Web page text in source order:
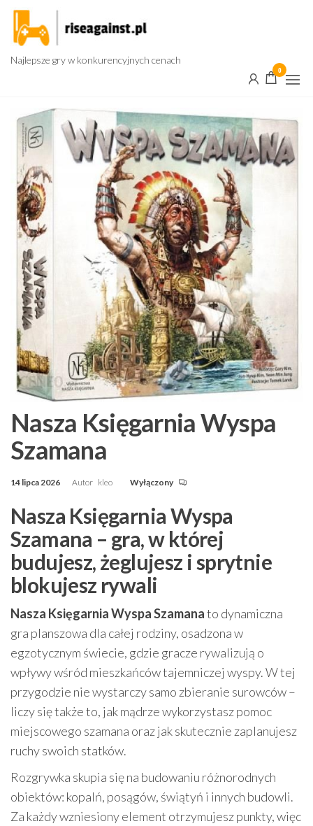
Przejdź
treści
Najlepsze gry w konkurencyjnych cenach
0
Nasza Księgarnia Wyspa
Szamana
14 lipca 2026 Autor kleo Wyłączony
Nasza Księgarnia Wyspa
Szamana – gra, w której
budujesz, żeglujesz i sprytnie
blokujesz rywali
Nasza Księgarnia Wyspa Szamanato dynamiczna
gra planszowa dla całej rodziny, osadzona w
egzotycznym świecie, gdzie gracze rywalizują o
wpływy wśród mieszkańców tajemniczej wyspy. W tej
przygodzie nie wystarczy samo zbieranie surowców –
liczy się także to, jak mądrze wykorzystasz pomoc
miejscowego szamana oraz jak skutecznie zaplanujesz
ruchy swoich statków.
Rozgrywka skupia się na budowaniu różnorodnych
obiektów: kopalń, posągów, świątyń i innych budowli.
Za każdy wzniesiony element otrzymujesz punkty, więc